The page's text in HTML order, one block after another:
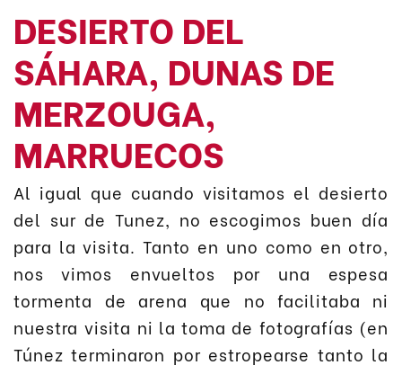
DESIERTO DEL
SÁHARA, DUNAS DE
MERZOUGA,
MARRUECOS
Al igual que cuando visitamos el desierto
del sur de Tunez, no escogimos buen día
para la visita. Tanto en uno como en otro,
nos vimos envueltos por una espesa
tormenta de arena que no facilitaba ni
nuestra visita ni la toma de fotografías (en
Túnez terminaron por estropearse tanto la